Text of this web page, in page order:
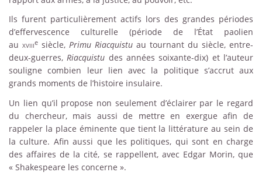
Ils furent particulièrement actifs lors des grandes périodes
d’effervescence culturelle (période de l’État paolien
au xviiie siècle, Primu Riacquistu au tournant du siècle, entre-
deux-guerres,Riacquistu des années soixante-dix) et l’auteur
souligne combien leur lien avec la politique s’accrut aux
grands moments de l’histoire insulaire.
Un lien qu’il propose non seulement d’éclairer par le regard
du chercheur, mais aussi de mettre en exergue afin de
rappeler la place éminente que tient la littérature au sein de
la culture. Afin aussi que les politiques, qui sont en charge
des affaires de la cité, se rappellent, avec Edgar Morin, que
« Shakespeare les concerne ».